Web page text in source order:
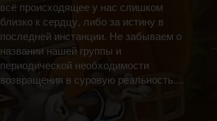
всё происходящее у нас слишком
близко к сердцу, либо за истину в
последней инстанции. Не забываем о
названии нашей группы и
периодической необходимости
возвращения в суровую реальность....